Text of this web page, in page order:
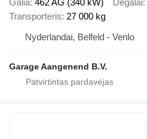
Galia 462 AG (340 kW) Degalai
Transporteris 27 000 kg
Nyderlandai, Belfeld - Venlo
Garage Aangenend B.V.